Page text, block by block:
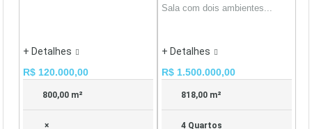
+ Detalhes
R$ 120.000,00
800,00 m²
×
Sala com dois ambientes...
+ Detalhes
R$ 1.500.000,00
818,00 m²
4 Quartos